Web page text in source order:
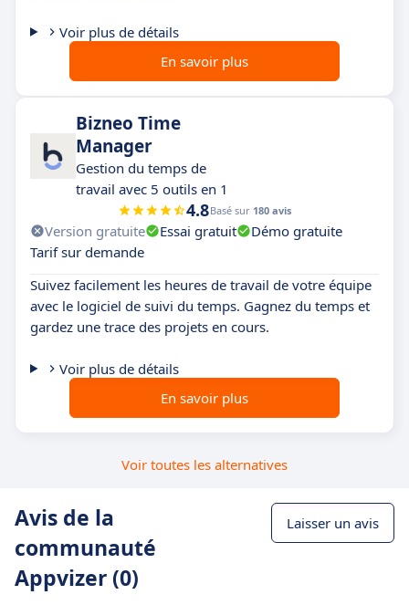
Voir plus de détails
En savoir plus
Bizneo Time
Manager
Gestion du temps de
travail avec 5 outils en 1
4.8Basé sur 180 avis
Version gratuite Essai gratuit
Démo gratuite
Tarif sur demande
Suivez facilement les heures de travail de votre équipe
avec le logiciel de suivi du temps. Gagnez du temps et
gardez une trace des projets en cours.
Voir plus de détails
En savoir plus
Voir toutes les alternatives
Avis de la
communauté
Appvizer (0)
Laisser un avis